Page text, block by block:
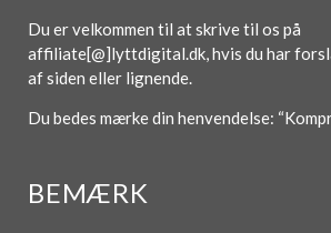
Du er velkommen til at skrive til os på
affiliate[@]lyttdigital.dk, hvis du har
af siden eller lignende.
Du bedes mærke din henvendelse:
BEMÆRK